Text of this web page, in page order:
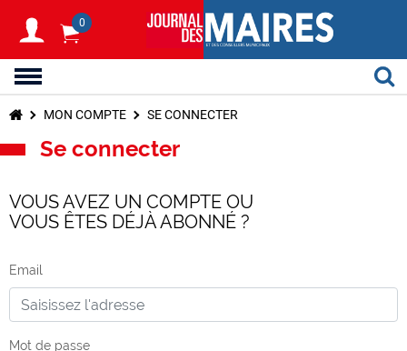
0
MON COMPTE SE CONNECTER
Se connecter
VOUS AVEZ UN COMPTE OU
VOUS ÊTES DÉJÀ ABONNÉ ?
Email
Mot de passe